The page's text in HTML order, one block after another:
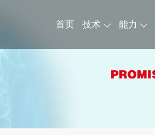
首页 技术 能力